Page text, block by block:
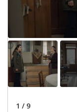
1 / 9